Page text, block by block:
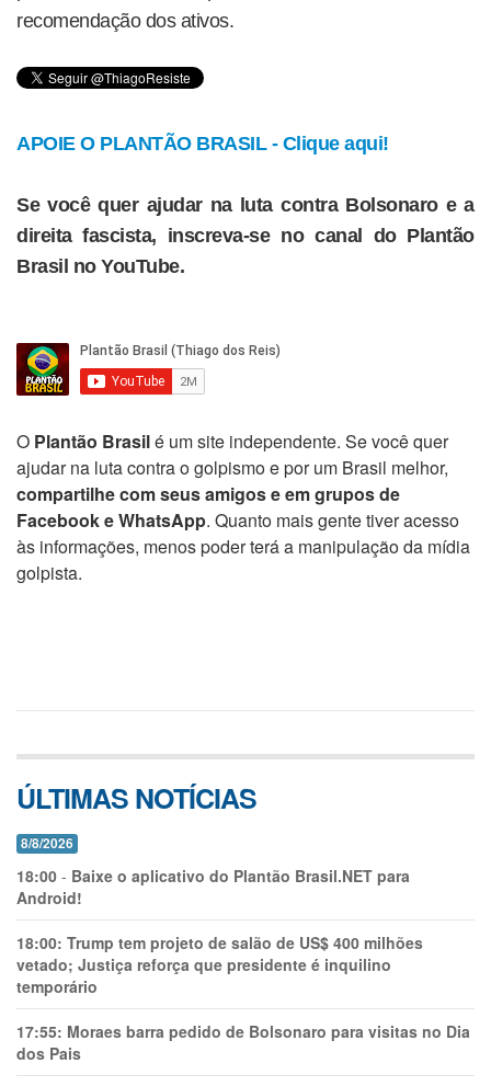
recomendação dos ativos.
APOIE O PLANTÃO BRASIL - Clique aqui!
Se você quer ajudar na luta contra Bolsonaro e a
direita fascista, inscreva-se no canal do Plantão
Brasil no YouTube.
O Plantão Brasilé um site independente. Se você quer
ajudar na luta contra o golpismo e por um Brasil melhor,
compartilhe com seus amigos e em grupos de
Facebook e WhatsApp. Quanto mais gente tiver acesso
às informações, menos poder terá a manipulação da mídia
golpista.
ÚLTIMAS NOTÍCIAS
8/8/2026
18:00 - Baixe o aplicativo do Plantão Brasil.NET para
Android!
18:00: Trump tem projeto de salão de US$ 400 milhões
vetado; Justiça reforça que presidente é inquilino
temporário
17:55: Moraes barra pedido de Bolsonaro para visitas no Dia
dos Pais